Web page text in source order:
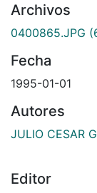
Archivos
0400865.JPG
Fecha
1995-01-01
Autores
JULIO CESAR
Editor